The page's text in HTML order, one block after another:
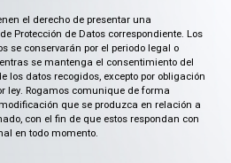
el derecho de presentar una
Protección de Datos correspondiente. Los
se conservarán por el periodo legal o
se mantenga el consentimiento del
los datos recogidos, excepto por obligación
ley. Rogamos comunique de forma
que se produzca en relación a
con el fin de que estos respondan con
en todo momento.